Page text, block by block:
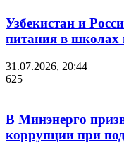
Узбекистан и
питания в школах
31.07.2026, 20:44
625
В Минэнерго
коррупции при